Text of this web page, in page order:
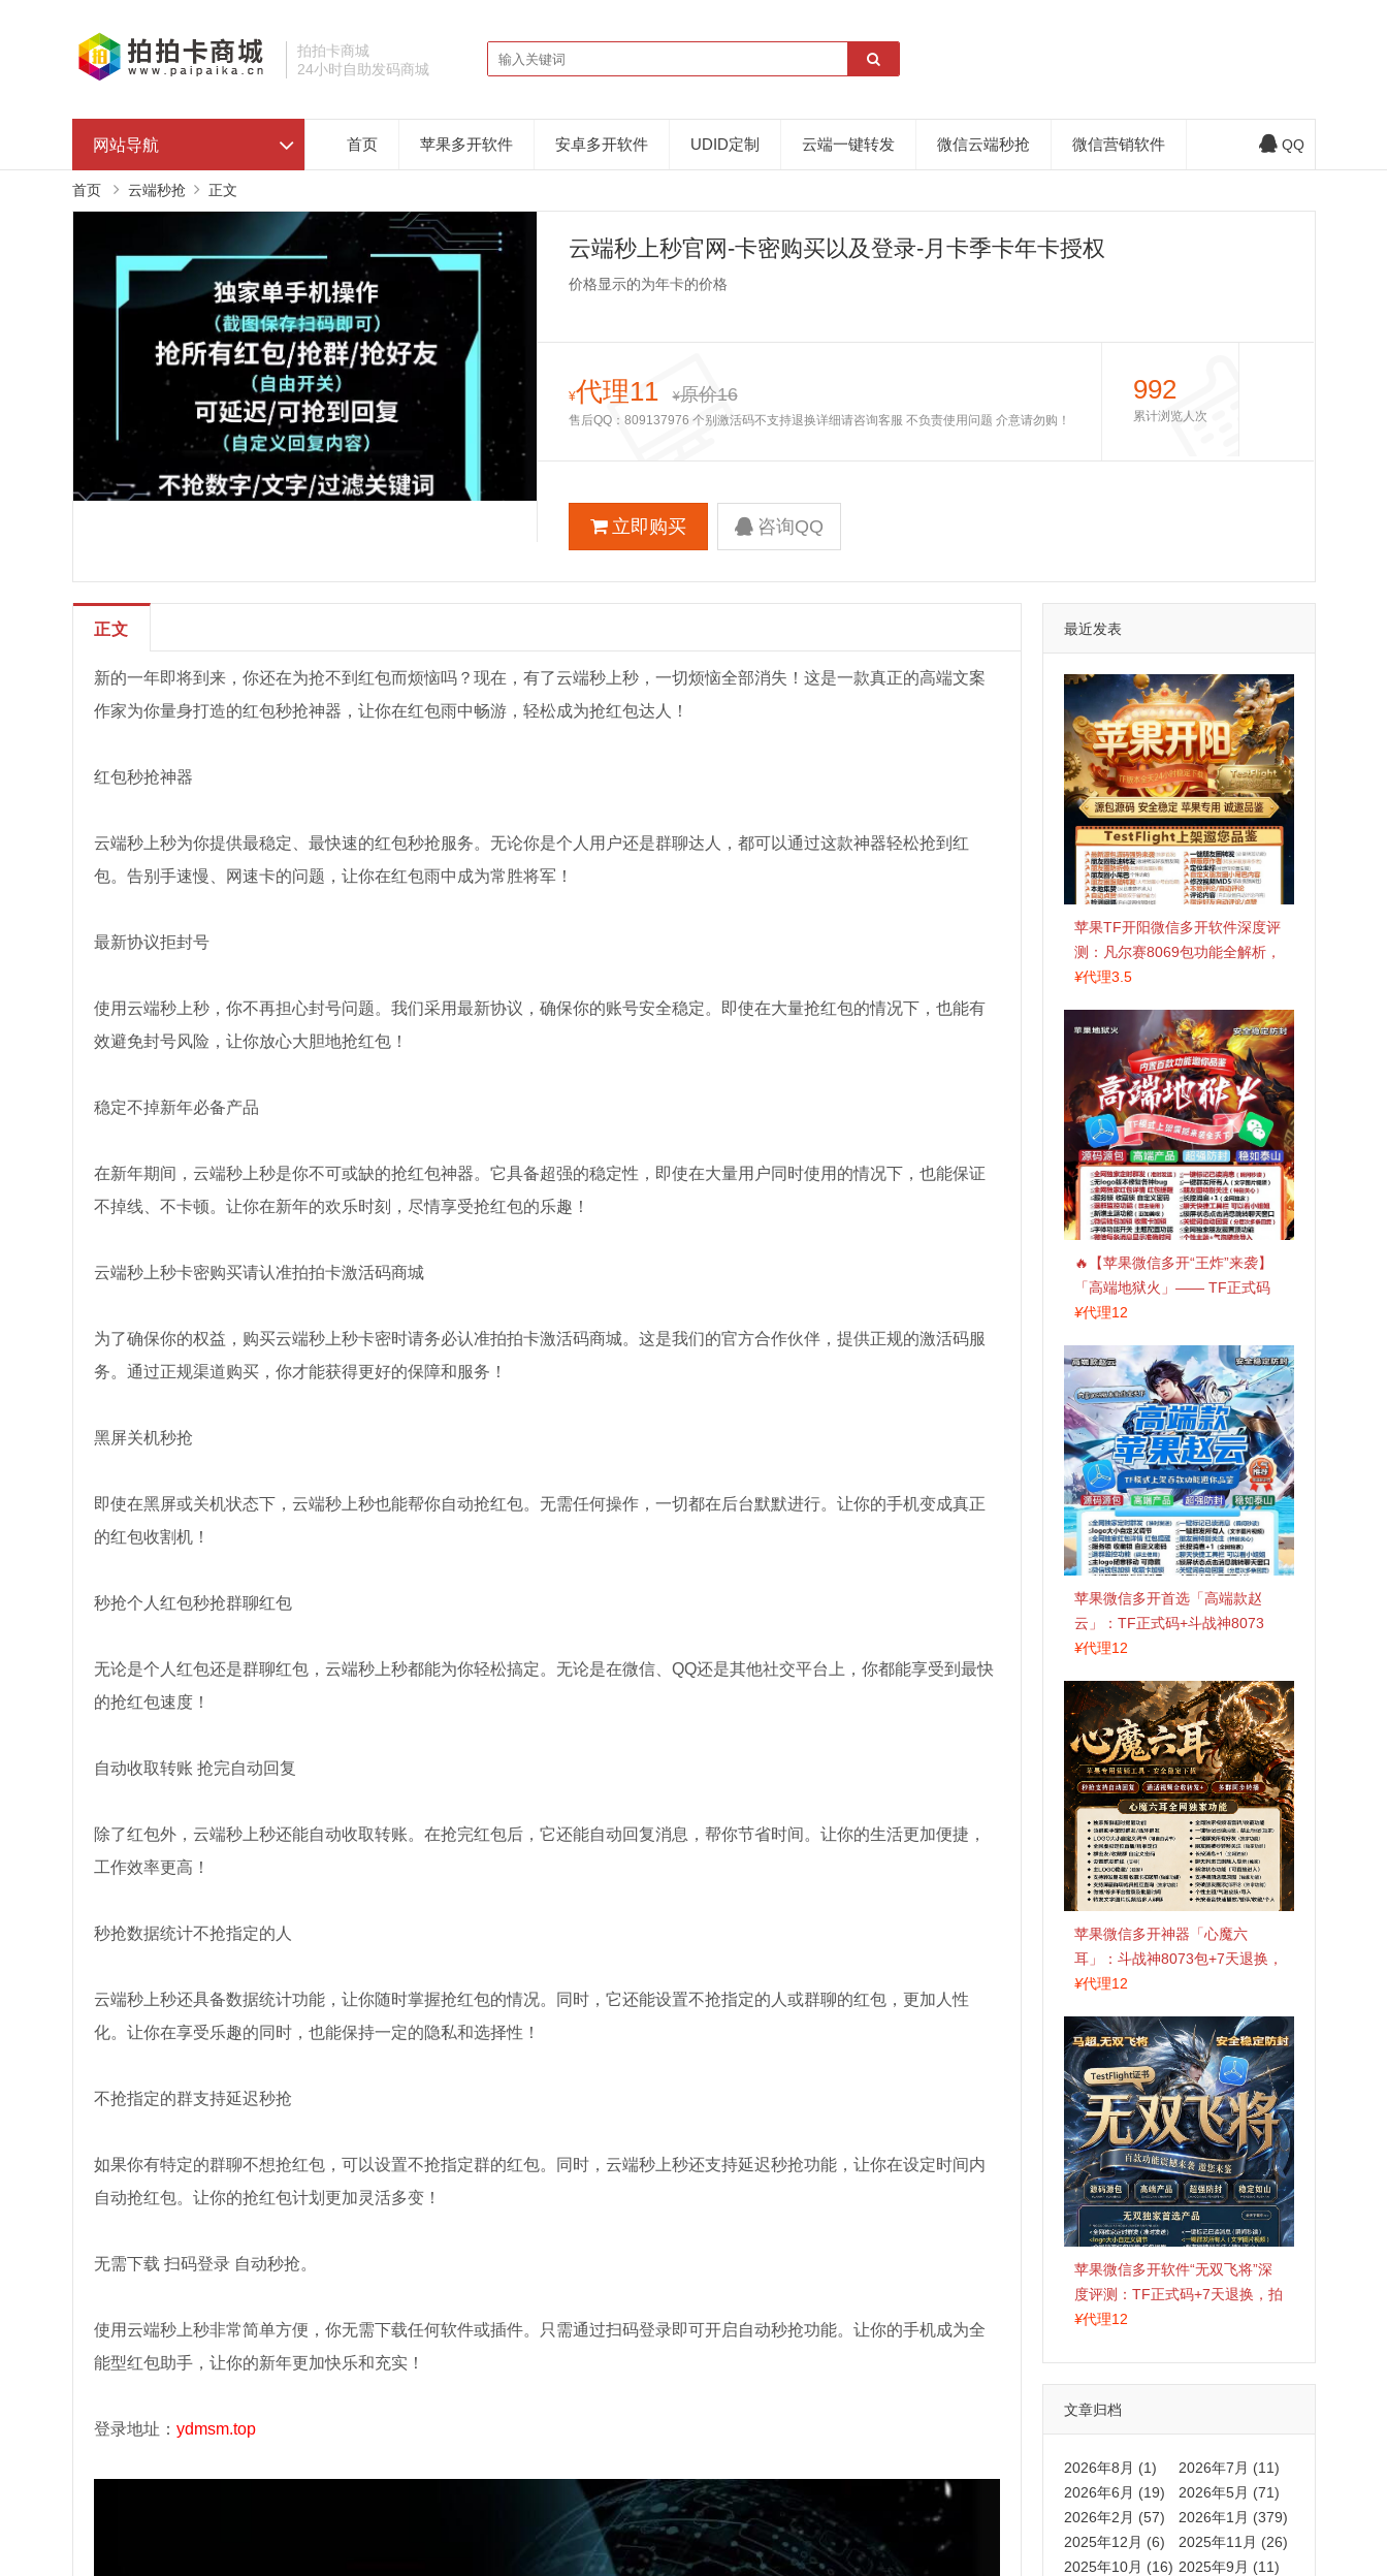
拍拍卡商城
24小时自助发码商城
网站导航 首页 苹果多开软件 安卓多开软件 UDID定制 云端一键转发 微信云端秒抢 微信营销软件 QQ
首页 云端秒抢 正文
云端秒上秒官网-卡密购买以及登录-月卡季卡年卡授权
价格显示的为年卡的价格
¥代理11 ¥原价16
售后QQ：809137976 个别激活码不支持退换详细请咨询客服 不负责使用问题 介意请勿购！
992
累计浏览人次
立即购买 咨询QQ
正文
新的一年即将到来，你还在为抢不到红包而烦恼吗？现在，有了云端秒上秒，一切烦恼全部消失！这是一款真正的高端文案
作家为你量身打造的红包秒抢神器，让你在红包雨中畅游，轻松成为抢红包达人！
红包秒抢神器
云端秒上秒为你提供最稳定、最快速的红包秒抢服务。无论你是个人用户还是群聊达人，都可以通过这款神器轻松抢到红
包。告别手速慢、网速卡的问题，让你在红包雨中成为常胜将军！
最新协议拒封号
使用云端秒上秒，你不再担心封号问题。我们采用最新协议，确保你的账号安全稳定。即使在大量抢红包的情况下，也能有
效避免封号风险，让你放心大胆地抢红包！
稳定不掉新年必备产品
在新年期间，云端秒上秒是你不可或缺的抢红包神器。它具备超强的稳定性，即使在大量用户同时使用的情况下，也能保证
不掉线、不卡顿。让你在新年的欢乐时刻，尽情享受抢红包的乐趣！
云端秒上秒卡密购买请认准拍拍卡激活码商城
为了确保你的权益，购买云端秒上秒卡密时请务必认准拍拍卡激活码商城。这是我们的官方合作伙伴，提供正规的激活码服
务。通过正规渠道购买，你才能获得更好的保障和服务！
黑屏关机秒抢
即使在黑屏或关机状态下，云端秒上秒也能帮你自动抢红包。无需任何操作，一切都在后台默默进行。让你的手机变成真正
的红包收割机！
秒抢个人红包秒抢群聊红包
无论是个人红包还是群聊红包，云端秒上秒都能为你轻松搞定。无论是在微信、QQ还是其他社交平台上，你都能享受到最快
的抢红包速度！
自动收取转账 抢完自动回复
除了红包外，云端秒上秒还能自动收取转账。在抢完红包后，它还能自动回复消息，帮你节省时间。让你的生活更加便捷，
工作效率更高！
秒抢数据统计不抢指定的人
云端秒上秒还具备数据统计功能，让你随时掌握抢红包的情况。同时，它还能设置不抢指定的人或群聊的红包，更加人性
化。让你在享受乐趣的同时，也能保持一定的隐私和选择性！
不抢指定的群支持延迟秒抢
如果你有特定的群聊不想抢红包，可以设置不抢指定群的红包。同时，云端秒上秒还支持延迟秒抢功能，让你在设定时间内
自动抢红包。让你的抢红包计划更加灵活多变！
无需下载 扫码登录 自动秒抢。
使用云端秒上秒非常简单方便，你无需下载任何软件或插件。只需通过扫码登录即可开启自动秒抢功能。让你的手机成为全
能型红包助手，让你的新年更加快乐和充实！
登录地址： ydmsm.top
最近发表
苹果TF开阳微信多开软件深度评
测：凡尔赛8069包功能全解析，
TestFlight稳定版上架，激活认准
¥代理3.5
🔥【苹果微信多开“王炸”来袭】
「高端地狱火」—— TF正式码
+斗战神8073包，7天退换，安全
¥代理12
苹果微信多开首选「高端款赵
云」：TF正式码+斗战神8073
包，7天退换认准拍拍卡激活码
¥代理12
苹果微信多开神器「心魔六
耳」：斗战神8073包+7天退换，
认准拍拍卡激活码商城
¥代理12
苹果微信多开软件“无双飞将”深
度评测：TF正式码+7天退换，拍
拍卡激活码商城正品保障
¥代理12
文章归档
2026年8月 (1)
2026年7月 (11)
2026年6月 (19)
2026年5月 (71)
2026年2月 (57)
2026年1月 (379)
2025年12月 (6)
2025年11月 (26)
2025年10月 (16) 2025年9月 (11)